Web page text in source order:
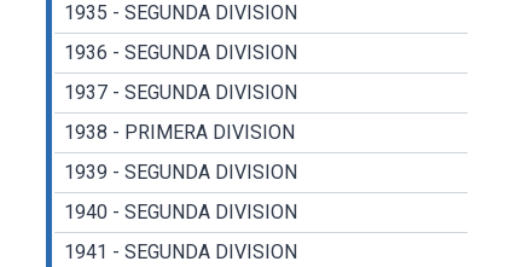
1935 - SEGUNDA DIVISION
1936 - SEGUNDA DIVISION
1937 - SEGUNDA DIVISION
1938 - PRIMERA DIVISION
1939 - SEGUNDA DIVISION
1940 - SEGUNDA DIVISION
1941 - SEGUNDA DIVISION